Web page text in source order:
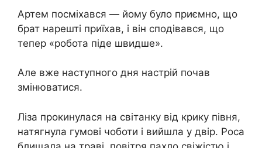
Артем посміхався — йому було приємно, що
брат нарешті приїхав, і він сподівався, що
тепер «робота піде швидше».
Але вже наступного дня настрій почав
змінюватися.
Ліза прокинулася на світанку від крику півня,
натягнула гумові чоботи і вийшла у двір. Роса